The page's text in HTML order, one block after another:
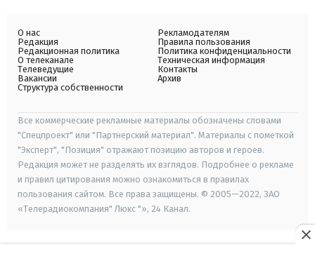
О нас
Редакция
Редакционная политика
О телеканале
Телеведущие
Вакансии
Структура собственности
Рекламодателям
Правила пользования
Политика конфиденциальности
Техническая информация
Контакты
Архив
Все коммерческие рекламные материалы обозначены словами
"Спецпроект" или "Партнерский материал". Материалы с пометкой
"Эксперт", "Позиция" отражают позицию авторов и героев.
Редакция может не разделять их взглядов. Подробнее о рекламе
и правил цитирования можно ознакомиться в правилах
пользования сайтом. Все права защищены. © 2005—2022, ЗАО
«Телерадиокомпания" Люкс "», 24 Канал.